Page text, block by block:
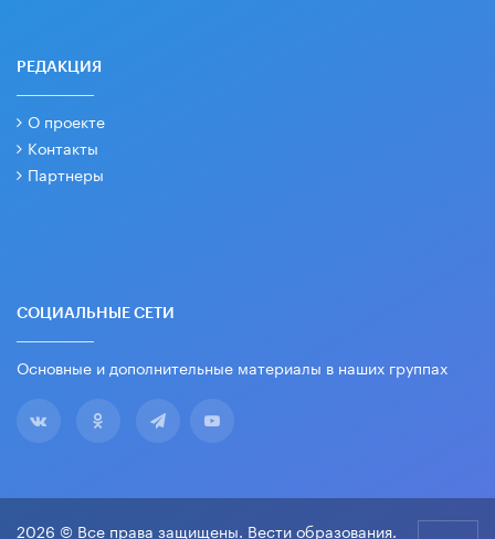
РЕДАКЦИЯ
О проекте
Контакты
Партнеры
СОЦИАЛЬНЫЕ СЕТИ
Основные и дополнительные материалы в наших группах
2026 © Все права защищены. Вести образования.